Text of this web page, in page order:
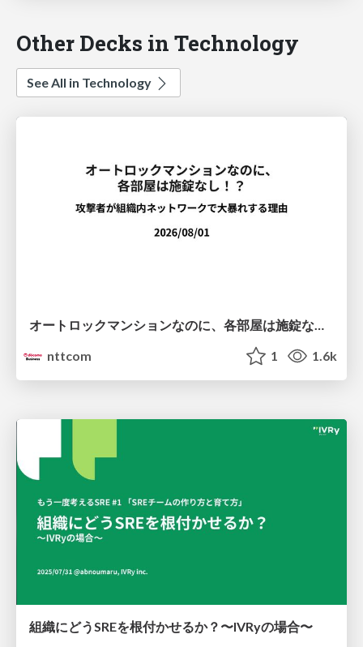
Other Decks in Technology
See All in Technology
nttcom
1 1.6k
組織にどうSREを根付かせるか？〜IVRyの場合〜